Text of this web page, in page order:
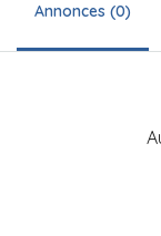
Annonces (0)